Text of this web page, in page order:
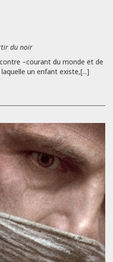
du noir
–courant du monde et de
un enfant existe,[...]